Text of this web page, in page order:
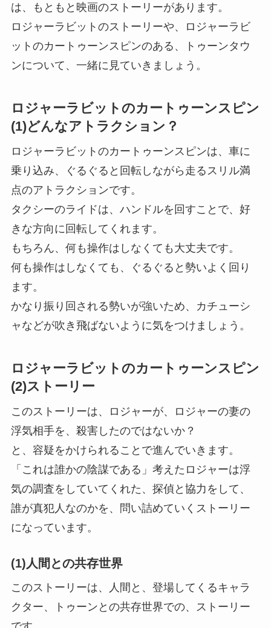
は、もともと映画のストーリーがあります。
ロジャーラビットのストーリーや、ロジャーラビ
ットのカートゥーンスピンのある、トゥーンタウ
ンについて、一緒に見ていきましょう。
ロジャーラビットのカートゥーンスピン
(1)どんなアトラクション？
ロジャーラビットのカートゥーンスピンは、車に
乗り込み、ぐるぐると回転しながら走るスリル満
点のアトラクションです。
タクシーのライドは、ハンドルを回すことで、好
きな方向に回転してくれます。
もちろん、何も操作はしなくても大丈夫です。
何も操作はしなくても、ぐるぐると勢いよく回り
ます。
かなり振り回される勢いが強いため、カチューシ
ャなどが吹き飛ばないように気をつけましょう。
ロジャーラビットのカートゥーンスピン
(2)ストーリー
このストーリーは、ロジャーが、ロジャーの妻の
浮気相手を、殺害したのではないか？
と、容疑をかけられることで進んでいきます。
「これは誰かの陰謀である」考えたロジャーは浮
気の調査をしていてくれた、探偵と協力をして、
誰が真犯人なのかを、問い詰めていくストーリー
になっています。
(1)人間との共存世界
このストーリーは、人間と、登場してくるキャラ
クター、トゥーンとの共存世界での、ストーリー